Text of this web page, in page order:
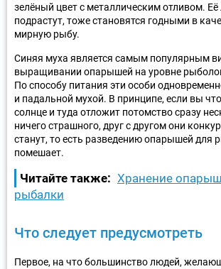
зелёный цвет с металлическим отливом. Её
подрастут, тоже становятся годными в
мирную рыбу.
Синяя муха является самым популярным
выращивании опарышей на уровне
По способу питания эти особи
и падальной мухой. В принципе, если вы
солнце и туда отложит потомство сразу
ничего страшного, друг с другом они
станут, то есть разведению опарышей для
помешает.
Читайте также: Хранение
рыбалки
Что следует предусмотреть
Первое, на что большинство людей,